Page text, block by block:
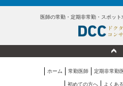
医師の常勤・定期非常勤・スポッ
ホーム 常勤医師 定期非常勤
初めての方へ よくあ